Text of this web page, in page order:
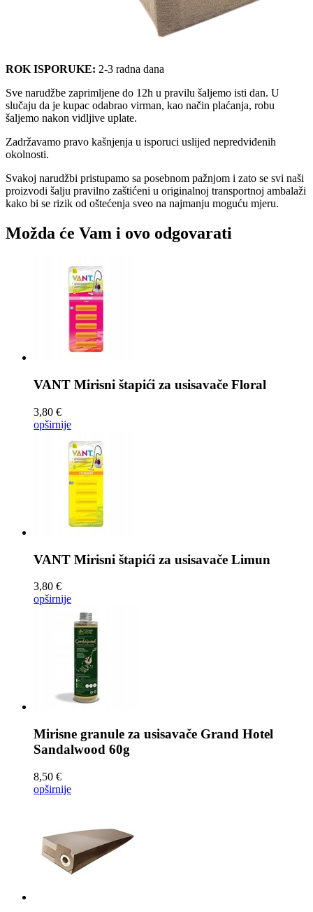
ROK ISPORUKE: 2-3 radna dana
Sve narudžbe zaprimljene do 12h u pravilu šaljemo isti dan. U
slučaju da je kupac odabrao virman, kao način plaćanja, robu
šaljemo nakon vidljive uplate.
Zadržavamo pravo kašnjenja u isporuci uslijed nepredviđenih
okolnosti.
Svakoj narudžbi pristupamo sa posebnom pažnjom i zato se svi naši
proizvodi šalju pravilno zaštićeni u originalnoj transportnoj ambalaži
kako bi se rizik od oštećenja sveo na najmanju moguću mjeru.
Možda će Vam i ovo odgovarati
VANT Mirisni štapići za usisavače Floral
3,80 €
opširnije
VANT Mirisni štapići za usisavače Limun
3,80 €
opširnije
Mirisne granule za usisavače Grand Hotel
Sandalwood 60g
8,50 €
opširnije